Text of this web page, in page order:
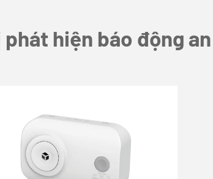
hiện báo động